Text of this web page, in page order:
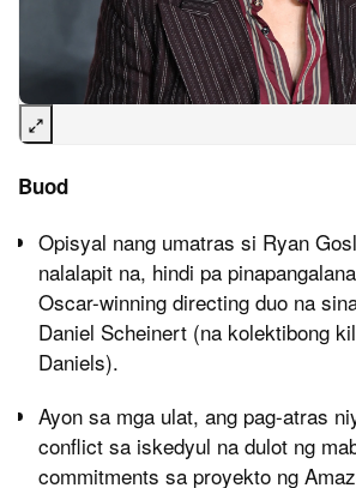
Buod
Opisyal nang umatras si Ryan
nalalapit na, hindi pa
Oscar-winning directing duo na
Daniel Scheinert (na kolektibong
Daniels).
Ayon sa mga ulat, ang pag-atras
conflict sa iskedyul na dulot ng
commitments sa proyekto ng